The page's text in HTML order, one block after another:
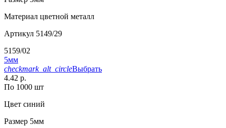
Материал цветной металл
Артикул 5149/29
5159/02
5мм
checkmark_alt_circleВыбрать
4.42 р.
По 1000 шт
Цвет синий
Размер 5мм